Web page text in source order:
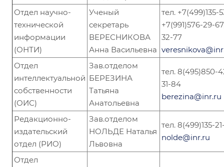
Отдел научно-
технической
информации
(ОНТИ)
Ученый
секретарь
ВЕРЕСНИКОВА
Анна Васильевна
тел. +7(499)135-
+7(991)576-29-
32-77
Отдел
интеллектуальной
собственности
(ОИС)
Зав.отделом
БЕРЕЗИНА
Татьяна
Анатольевна
тел. 8(495)850-
31-84
berezina@inr.ru
Редакционно-
издательский
отдел (РИО)
Зав.отделом
НОЛЬДЕ Наталья
Львовна
тел. 8(499)135-
nolde@inr.ru
Отдел